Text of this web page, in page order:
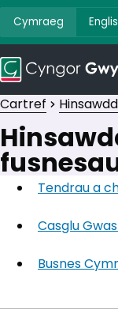
Cymraeg
Cartref
Tendrau a
Casglu
Busnes